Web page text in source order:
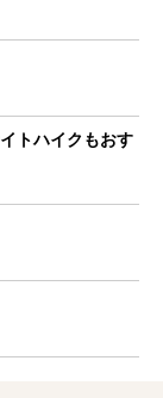
トハイクもおす